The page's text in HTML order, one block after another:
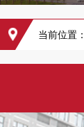
当前位置：